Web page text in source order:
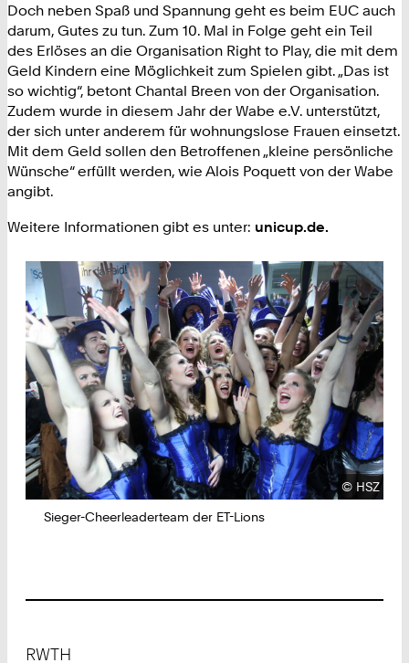
Doch neben Spaß und Spannung geht es beim EUC auch
darum, Gutes zu tun. Zum 10. Mal in Folge geht ein Teil
des Erlöses an die Organisation Right to Play, die mit dem
Geld Kindern eine Möglichkeit zum Spielen gibt. „Das ist
so wichtig“, betont Chantal Breen von der Organisation.
Zudem wurde in diesem Jahr der Wabe e.V. unterstützt,
der sich unter anderem für wohnungslose Frauen einsetzt.
Mit dem Geld sollen den Betroffenen „kleine persönliche
Wünsche“ erfüllt werden, wie Alois Poquett von der Wabe
angibt.
Weitere Informationen gibt es unter: unicup.de.
© HSZ
Sieger-Cheerleaderteam der ET-Lions
RWTH